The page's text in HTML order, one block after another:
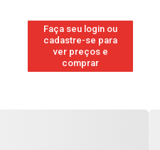
Faça seu login ou
cadastre-se para
ver preços e
comprar